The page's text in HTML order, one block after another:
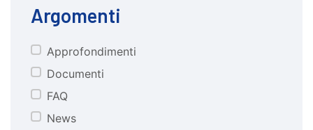
Argomenti
CATEGORIE
Approfondimenti
Documenti
FAQ
News